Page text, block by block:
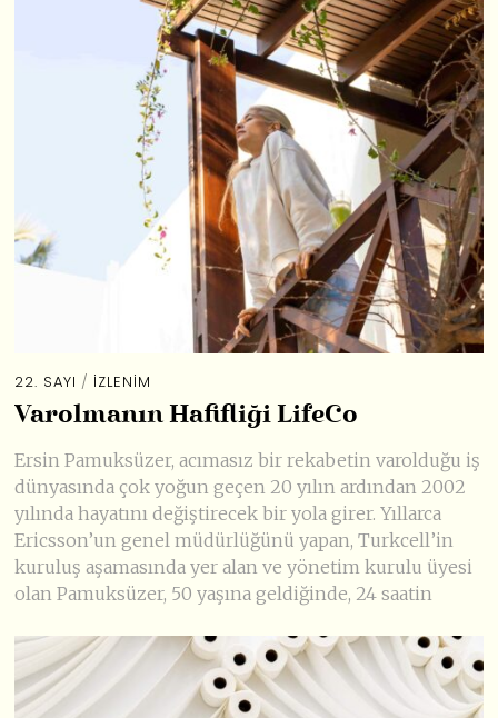
22. SAYI / İZLENIM
Varolmanın Hafifliği LifeCo
Ersin Pamuksüzer, acımasız bir rekabetin varolduğu iş
dünyasında çok yoğun geçen 20 yılın ardından 2002
yılında hayatını değiştirecek bir yola girer. Yıllarca
Ericsson’un genel müdürlüğünü yapan, Turkcell’in
kuruluş aşamasında yer alan ve yönetim kurulu üyesi
olan Pamuksüzer, 50 yaşına geldiğinde, 24 saatin